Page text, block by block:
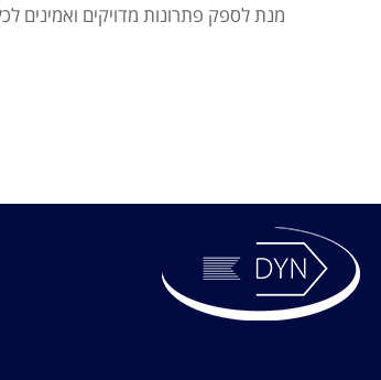
מנת לספק פתרונות מדויקים ואמינים